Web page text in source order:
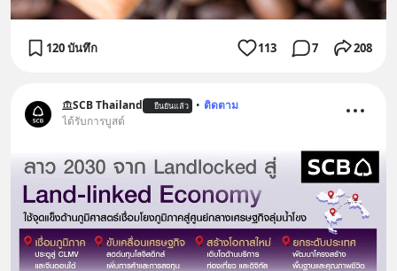
120 บันทึก 113 7 208
SCB Thailand ยืนยันแล้ว • ติดตาม
ได้รับการบูสต์